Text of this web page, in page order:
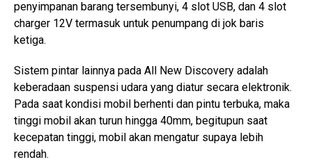
penyimpanan barang tersembunyi, 4 slot USB, dan 4 slot
charger 12V termasuk untuk penumpang di jok baris
ketiga.
Sistem pintar lainnya pada All New Discovery adalah
keberadaan suspensi udara yang diatur secara elektronik.
Pada saat kondisi mobil berhenti dan pintu terbuka, maka
tinggi mobil akan turun hingga 40mm, begitupun saat
kecepatan tinggi, mobil akan mengatur supaya lebih
rendah.